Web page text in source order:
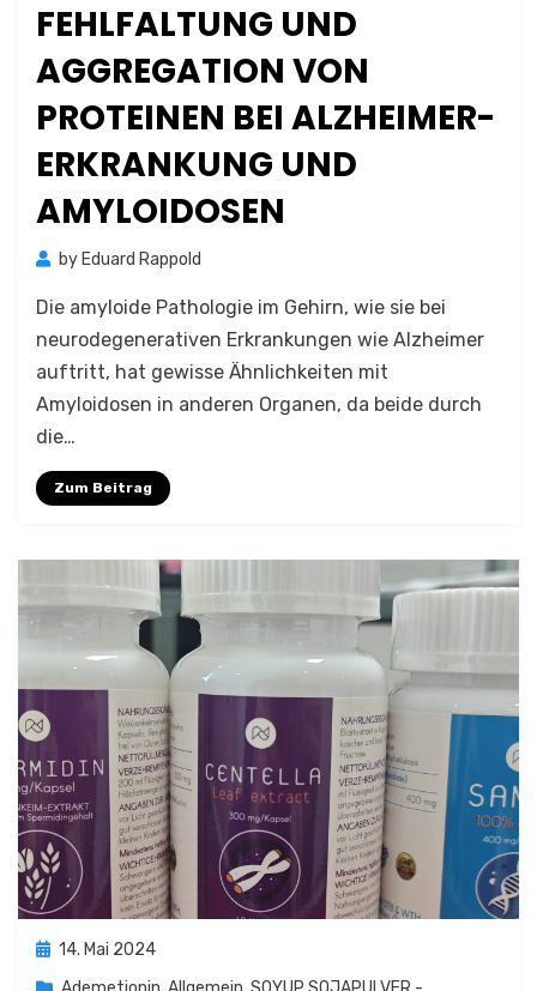
FEHLFALTUNG UND
AGGREGATION VON
PROTEINEN BEI ALZHEIMER-
ERKRANKUNG UND
AMYLOIDOSEN
by Eduard Rappold
Die amyloide Pathologie im Gehirn, wie sie bei
neurodegenerativen Erkrankungen wie Alzheimer
auftritt, hat gewisse Ähnlichkeiten mit
Amyloidosen in anderen Organen, da beide durch
die…
Zum Beitrag
Posted
14. Mai 2024